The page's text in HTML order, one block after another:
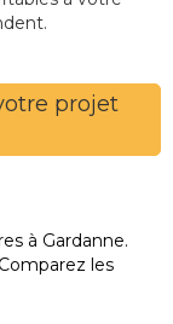
projet
à Gardanne.
les